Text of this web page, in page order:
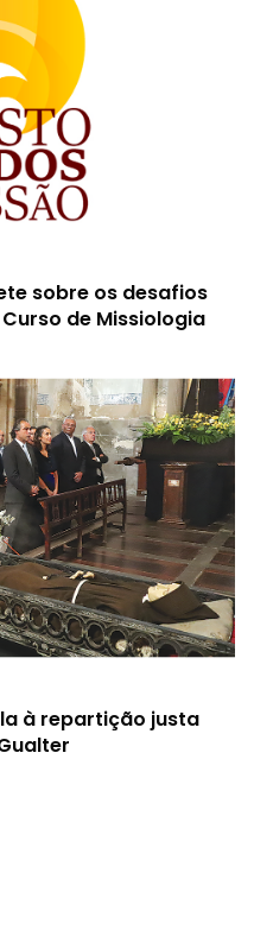
sobre os desafios
de Missiologia
à repartição justa